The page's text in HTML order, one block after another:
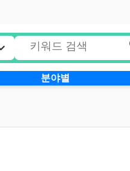
분야별